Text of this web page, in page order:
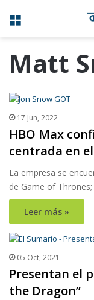
Menú
Matt
17 Jun, 2022
HBO Max
centrada en
La empresa se
de Game of
Leer más »
05 Oct, 2021
Presentan el
the Dragon”